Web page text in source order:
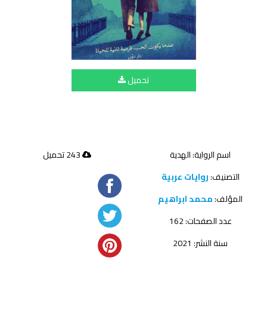
تحميل
اسم الرواية: الهدية
التصنيف:روايات عربية
المؤلف:محمد ابراهيم
عدد الصفحات: 162
سنة النشر: 2021